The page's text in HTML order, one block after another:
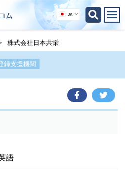
JA
株式会社日本共栄
録支援機関
語